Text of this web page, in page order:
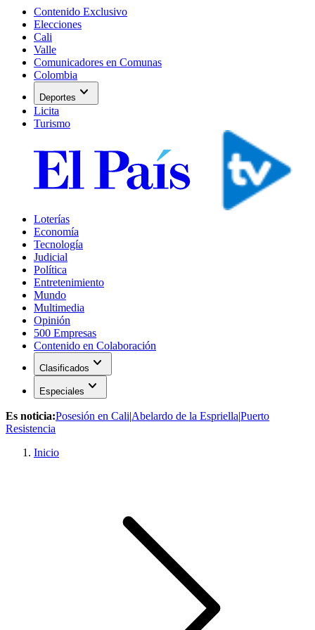
Contenido Exclusivo
Elecciones
Cali
Valle
Comunicadores en Comunas
Colombia
Deportes expand_more
Licita
Turismo
Loterías
Economía
Tecnología
Judicial
Política
Entretenimiento
Mundo
Multimedia
Opinión
500 Empresas
Contenido en Colaboración
Clasificados expand_more
Especiales expand_more
Es noticia:Posesión en Cali|Abelardo de la Espriella|Puerto
Resistencia
Inicio